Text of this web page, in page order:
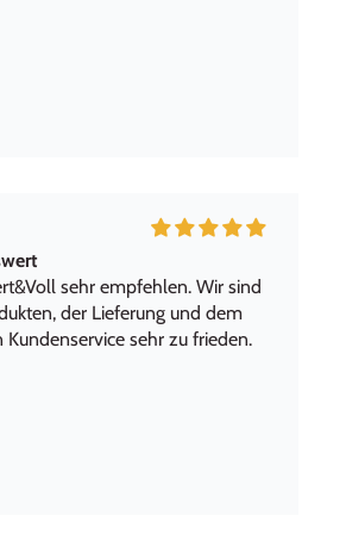
sehr empfehlen. Wir sind
der Lieferung und dem
Kundenservice sehr zu frieden.